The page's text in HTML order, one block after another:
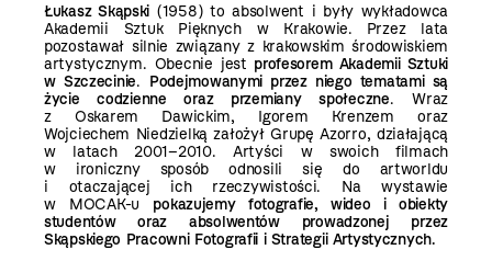
Łukasz Skąpski (1958) to absolwent i były wykładowca
Akademii Sztuk Pięknych w Krakowie.
Przez lata
pozostawał silnie związany z krakowskim środowiskiem
artystycznym. Obecnie jest profesorem Akademii Sztuki
w Szczecinie. Podejmowanymi przez niego tematami są
życie codzienne oraz przemiany społeczne. Wraz
z Oskarem Dawickim, Igorem Krenzem oraz
Wojciechem Niedzielką założył Grupę Azorro, działającą
w latach 2001–2010. Artyści w swoich filmach
w ironiczny sposób odnosili się do artworldu
i otaczającej ich rzeczywistości. Na wystawie
w MOCAK-u pokazujemy fotografie, wideo i obiekty
studentów oraz absolwentów prowadzonej przez
Skąpskiego Pracowni Fotografii i Strategii Artystycznych.